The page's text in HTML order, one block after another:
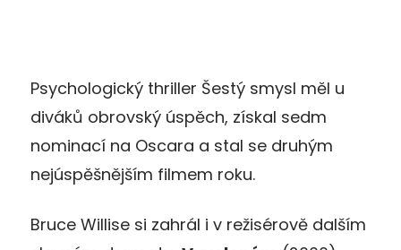
Psychologický thriller Šestý smysl měl u
diváků obrovský úspěch, získal sedm
nominací na Oscara a stal se druhým
nejúspěšnějším filmem roku.
Bruce Willise si zahrál i v režisérově dalším